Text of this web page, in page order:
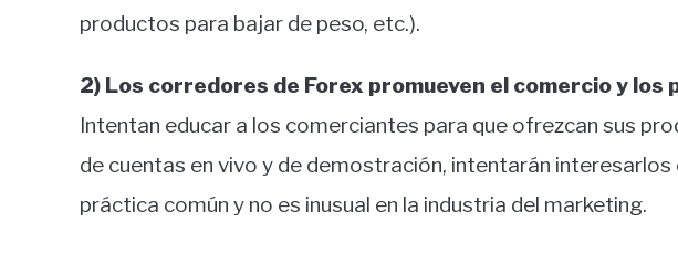
productos para bajar de peso, etc.).
2) Los corredores de Forex promueven el comercio y
Intentan educar a los comerciantes para que ofrezcan sus
de cuentas en vivo y de demostración, intentarán interesarlos
práctica común y no es inusual en la industria del marketing.